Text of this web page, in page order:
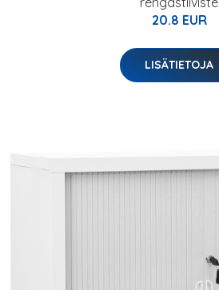
20.8 EUR
LISÄTIETOJA